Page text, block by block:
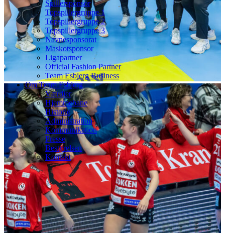
Spillersponsor
Topspillergruppe 1
Topspillergruppe 2
Topspillergruppe 3
Navnesponsorat
Maskotsponsor
Ligapartner
Official Fashion Partner
Team Esbjerg Business
Om Team Esbjerg
Værdier
Hjemmebane
Historie
Administration
Kommunikation
Presse
Bestyrelsen
Kontakt